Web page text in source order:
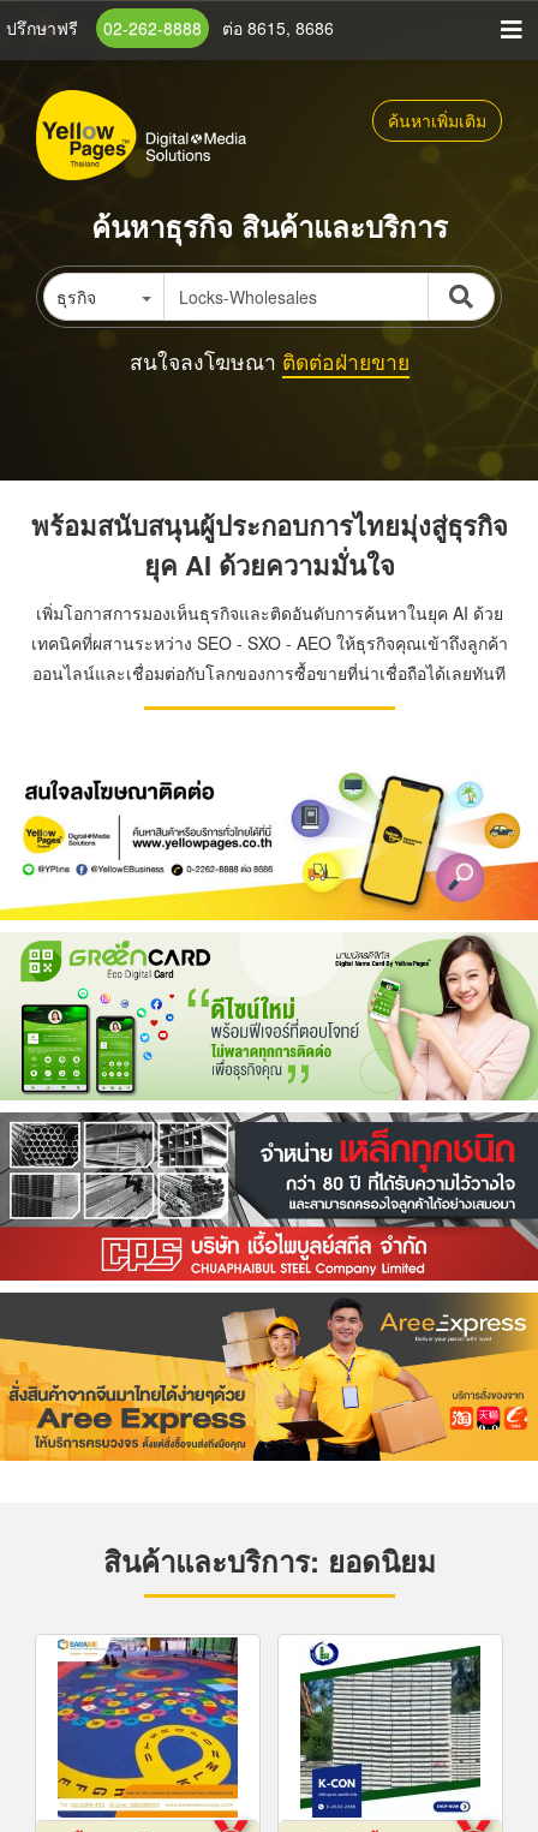
ข้าม
เนื้อหา
หลัก
ปรึกษาฟรี 02-262-8888 ต่อ 8615, 8686
ค้นหาเพิ่มเติม
ค้นหาธุรกิจ สินค้าและบริการ
ธุรกิจ
สนใจลงโฆษณา ติดต่อฝ่ายขาย
พร้อมสนับสนุนผู้ประกอบการไทยมุ่งสู่ธุรกิจ
ยุค AI ด้วยความมั่นใจ
เพิ่มโอกาสการมองเห็นธุรกิจและติดอันดับการค้นหาในยุค AI ด้วย
เทคนิคที่ผสานระหว่าง SEO - SXO - AEO ให้ธุรกิจคุณเข้าถึงลูกค้า
ออนไลน์และเชื่อมต่อกับโลกของการซื้อขายที่น่าเชื่อถือได้เลยทันที
สินค้าและบริการ: ยอดนิยม